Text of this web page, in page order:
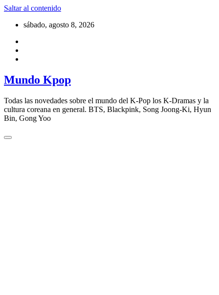
Saltar al contenido
sábado, agosto 8, 2026
Mundo Kpop
Todas las novedades sobre el mundo del K-Pop los K-Dramas y la
cultura coreana en general. BTS, Blackpink, Song Joong-Ki, Hyun
Bin, Gong Yoo